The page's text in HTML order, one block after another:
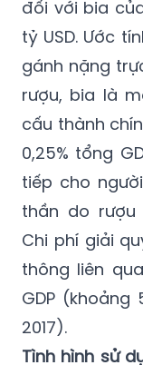
thiệt hại ước
Chi phí của
đối với bia
tỷ USD. Ước
gánh nặng
rượu, bia là
cấu thành
0,25% tổng
tiếp cho
thần do rượu
Chi phí giải
thông liên